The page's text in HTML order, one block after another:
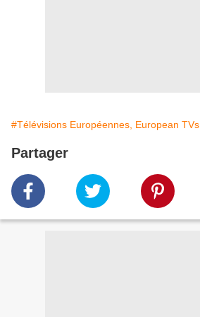
#Télévisions Européennes, European TVs
Partager